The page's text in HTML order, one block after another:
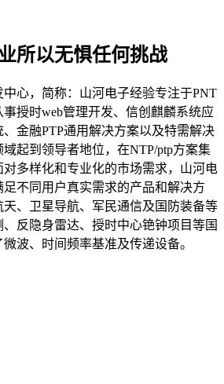
所以无惧任何挑战
心，简称：山河电子经验专注于PNT
授时web管理开发、信创麒麟系统应
金融PTP通用解决方案以及特需解决
起到领导者地位，在NTP/ptp方案集
多样化和专业化的市场需求，山河电
不同用户真实需求的产品和解决方
、卫星导航、军民通信及国防装备等
反隐身雷达、授时中心铯钟项目等国
波、时间频率基准及传递设备。